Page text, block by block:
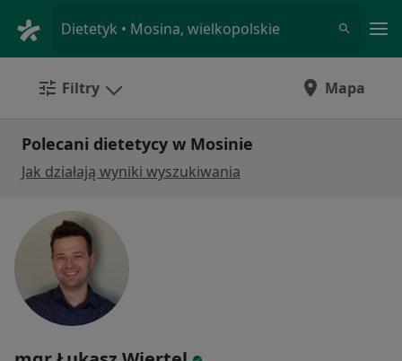
Dietetyk • Mosina, wielkopolskie
Filtry Mapa
Polecani dietetycy w Mosinie
Jak działają wyniki wyszukiwania